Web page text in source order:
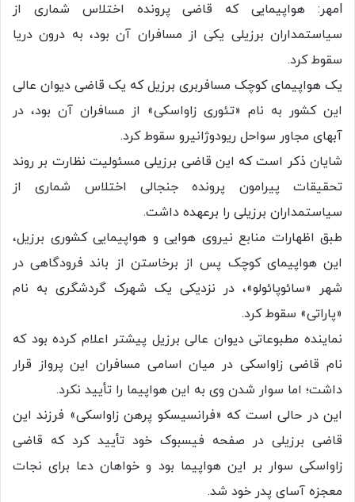
lمهر: هواپیمایی که قاضی پرونده اختلاس شماری از
سیاستمداران برزیلی یکی از مسافران آن بود، به درون دریا
سقوط کرد.
یک هواپیمای کوچک مسافربری برزیل که یک قاضی دیوان عالی
این کشور به نام «تئوری زاواسکی» از مسافران آن بود، در
آبهای مجاور سواحل ریودوژانیرو سقوط کرد.
شایان ذکر است که این قاضی برزیلی مسئولیت نظارت بر روند
تحقیقات پیرامون پرونده جنجالی اختلاس شماری از
سیاستمداران برزیلی را برعهده داشت.
طبق اظهارات منابع نیروی هوایی و هواپیمایی کشوری برزیل،
این هواپیمای کوچک پس از برخاستن از باند فرودگاهی در
شهر «سائوپائولو»، در نزدیکی یک شهرک گردشگری به نام
«پاراتی» سقوط کرد.
نماینده مطبوعاتی دیوان عالی برزیل پیشتر اعلام کرده بود که
نام قاضی زاواسکی در میان اسامی مسافران این پرواز قرار
داشت؛ اما سوار شدن وی به این هواپیما را تأیید نکرد.
این در حالی است که «فرانسیسکو پرهن زاواسکی» فرزند این
قاضی برزیلی در صفحه فیسبوک خود تأیید کرد که قاضی
زاواسکی سوار بر این هواپیما بود و خواهان دعا برای نجات
معجزه آسای پدر خود شد.